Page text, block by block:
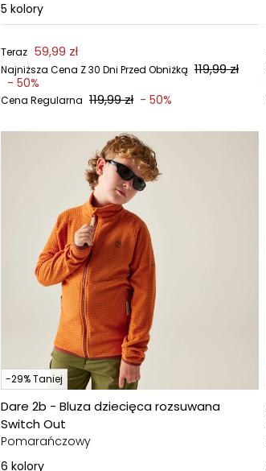
5 kolory
Teraz 59,99 zł
Najniższa Cena Z 30 Dni Przed Obniżką 119,99 zł
- 50%
Cena Regularna 119,99 zł - 50%
-29% Taniej
Dare 2b - Bluza dziecięca rozsuwana
Switch Out
Pomarańczowy
6 kolory